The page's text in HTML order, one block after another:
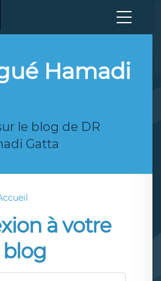
Hamadi
le blog de DR
Gatta
à votre
blog